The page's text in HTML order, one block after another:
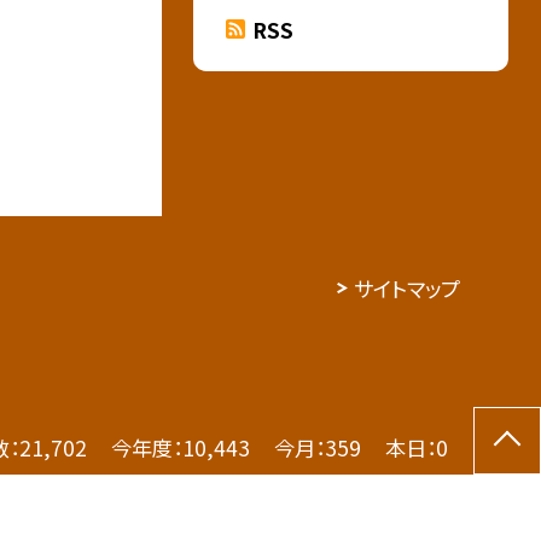
RSS
サイトマップ
21,702 今年度：10,443 今月：359 本日：0